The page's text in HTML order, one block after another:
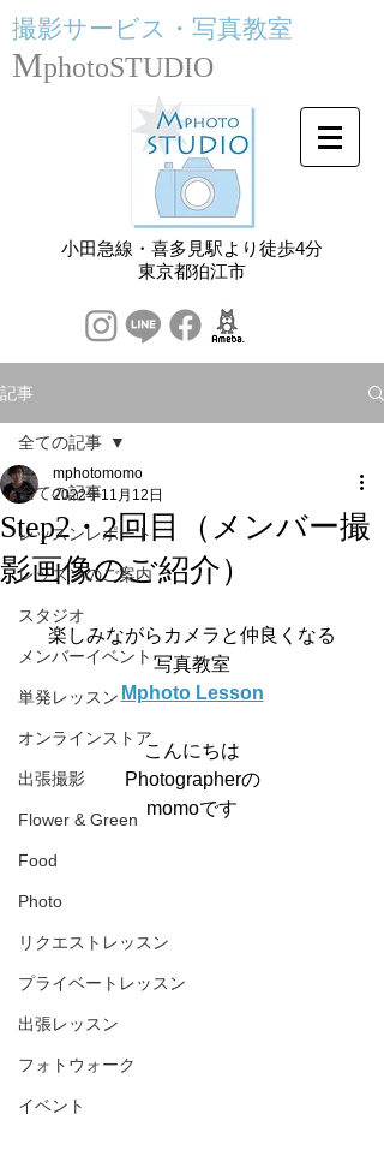
撮影サービス・ 写真教室
MphotoSTUDIO
小田急線・喜多見駅より徒歩4分
​東京都狛江市
記事
全ての記事
レッスンレポート
レッスンのご案内
スタジオ
メンバーイベント
単発レッスン
オンラインストア
出張撮影
Flower & Green
Food
Photo
リクエストレッスン
プライベートレッスン
出張レッスン
フォトウォーク
イベント
全ての記事
Step2・2回目（メンバー撮
影画像のご紹介）
mphotomomo
2022年11月12日
楽しみながらカメラと仲良くなる
写真教室
Mphoto Lesson
こんにちは
Photographerの
momoです